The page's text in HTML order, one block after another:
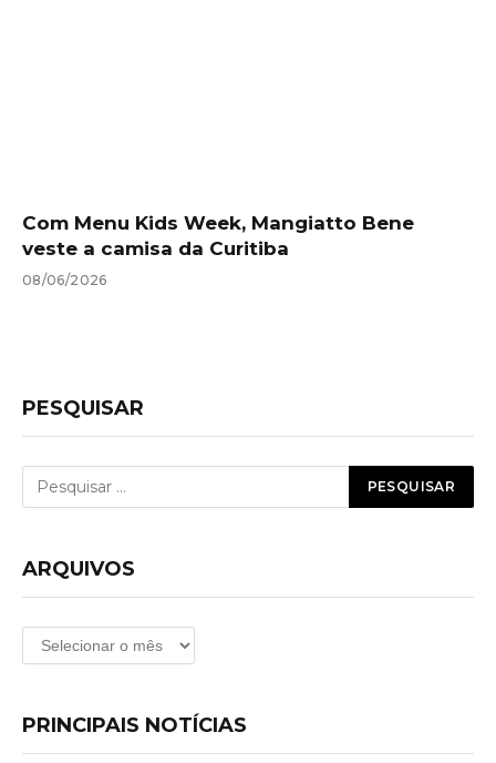
Com Menu Kids Week, Mangiatto Bene
veste a camisa da Curitiba
08/06/2026
PESQUISAR
ARQUIVOS
Arquivos
PRINCIPAIS NOTÍCIAS